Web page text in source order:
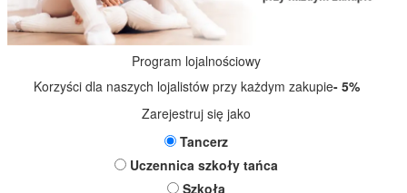
Program lojalnościowy
Korzyści dla naszych lojalistów przy każdym zakupie- 5%
Zarejestruj się jako
Tancerz
Uczennica szkoły tańca
Szkoła